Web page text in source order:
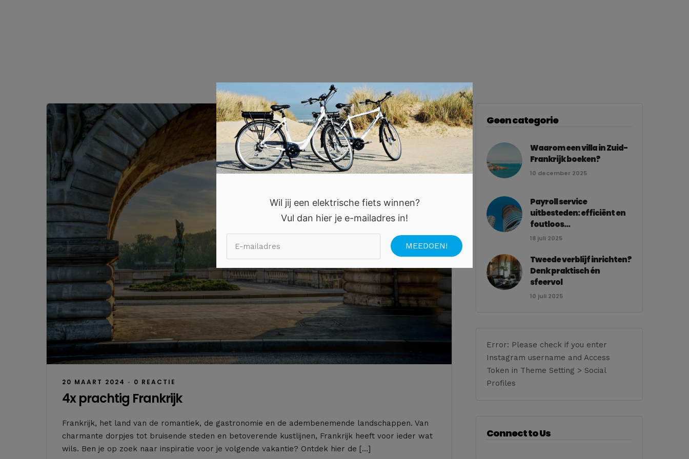
20 MAART 2024 • 0 REACTIE
4x prachtig Frankrijk
Frankrijk, het land van de romantiek, de gastronomie en de adembenemende landschappen. Van
charmante dorpjes tot bruisende steden en betoverende kustlijnen, Frankrijk heeft voor ieder wat
wils. Ben je op zoek naar inspiratie voor je volgende vakantie? Ontdek hier de […]
Geen categorie
Waarom een villa in Zuid-
Frankrijk boeken?
10 december 2025
Payroll service
uitbesteden: efficiënt en
foutloos...
18 juli 2025
Tweede verblijf inrichten?
Denk praktisch én
sfeervol
10 juli 2025
Error: Please check if you enter
Instagram username and Access
Token in Theme Setting > Social
Profiles
Connect to Us
Wil jij een elektrische fiets winnen?
Vul dan hier je e-mailadres in!
×